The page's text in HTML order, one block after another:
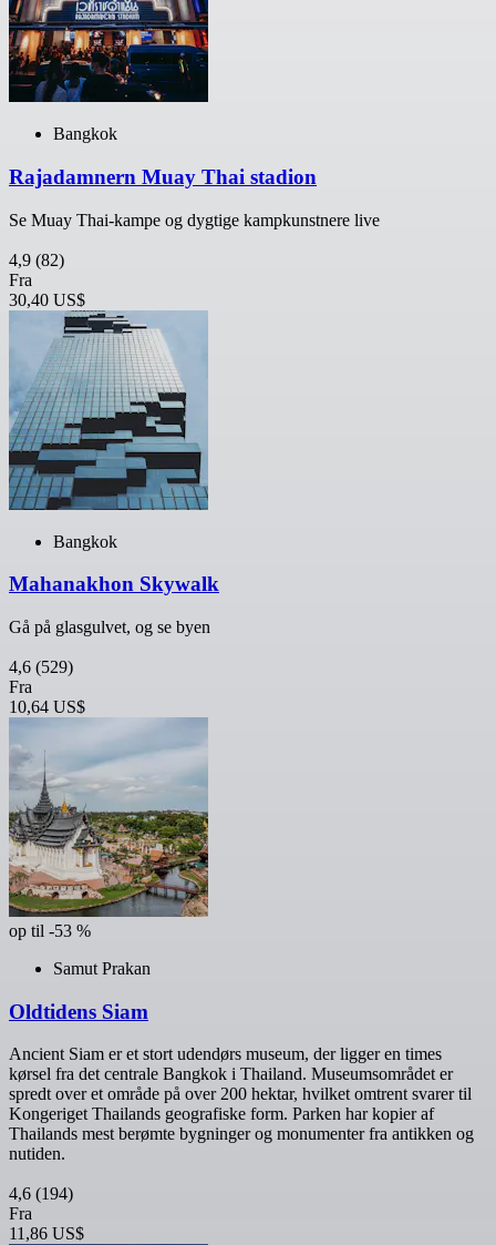
Bangkok
Rajadamnern Muay Thai stadion
Se Muay Thai-kampe og dygtige kampkunstnere live
4,9 (82)
Fra
30,40 US$
Bangkok
Mahanakhon Skywalk
Gå på glasgulvet, og se byen
4,6 (529)
Fra
10,64 US$
op til -53 %
Samut Prakan
Oldtidens Siam
Ancient Siam er et stort udendørs museum, der ligger en times
kørsel fra det centrale Bangkok i Thailand. Museumsområdet er
spredt over et område på over 200 hektar, hvilket omtrent svarer til
Kongeriget Thailands geografiske form. Parken har kopier af
Thailands mest berømte bygninger og monumenter fra antikken og
nutiden.
4,6 (194)
Fra
11,86 US$